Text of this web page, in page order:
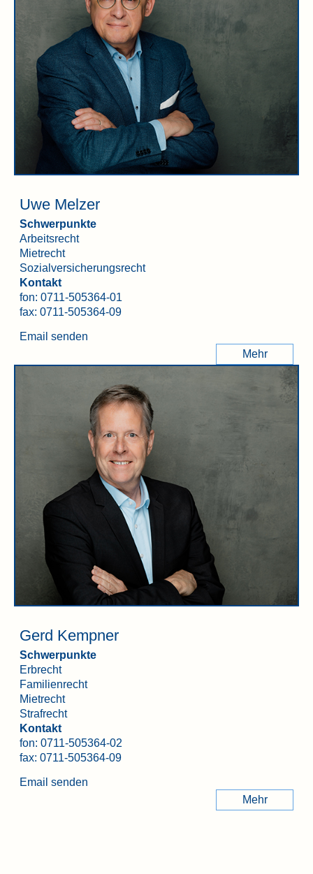
Uwe Melzer
Schwerpunkte
Arbeitsrecht
Mietrecht
Sozialversicherungsrecht
Kontakt
fon: 0711-505364-01
fax: 0711-505364-09
Email senden
Mehr
Gerd Kempner
Schwerpunkte
Erbrecht
Familienrecht
Mietrecht
Strafrecht
Kontakt
fon: 0711-505364-02
fax: 0711-505364-09
Email senden
Mehr